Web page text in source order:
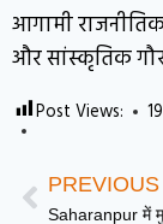
आगामी
और सांस्कृतिक
Post Views: 19
PREVIOUS